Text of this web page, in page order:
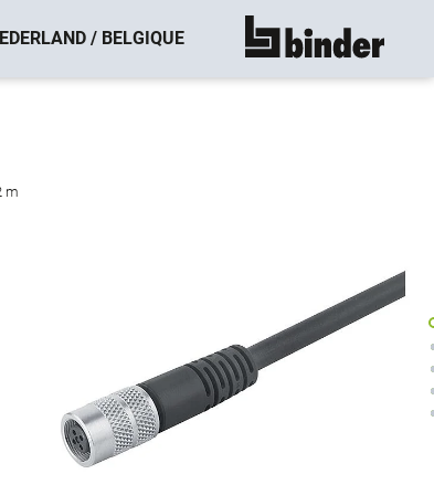
/ BELGIQUE montre tout
m